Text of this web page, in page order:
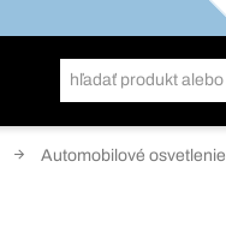
Automobilové osvetlenie